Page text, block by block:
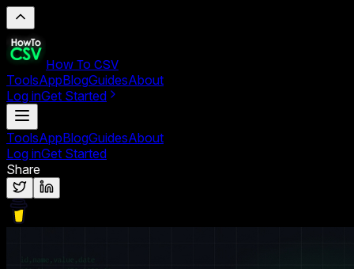
How To CSV
ToolsAppBlogGuidesAbout
Log inGet Started
ToolsAppBlogGuidesAbout
Log inGet Started
Share